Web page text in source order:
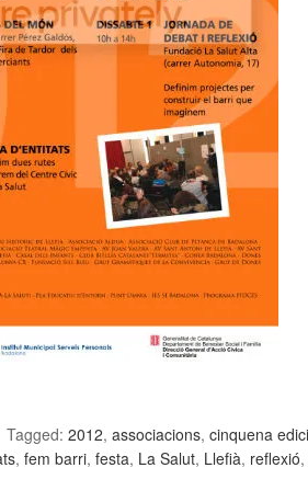
Tagged: 2012, associacions, cinquena
, fem barri, festa, La Salut, Llefià, reflexió,